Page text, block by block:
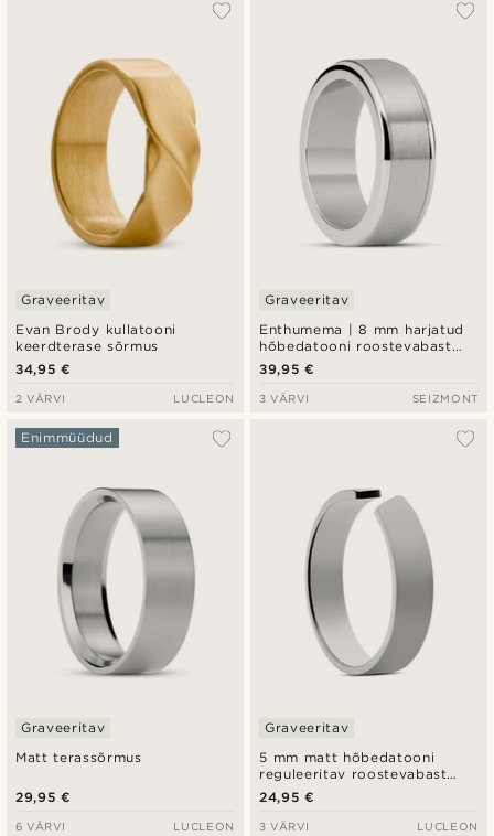
Evan Brody kullatooni
keerdterase sõrmus
Graveeritav
34,95 €
2 VÄRVI LUCLEON
Enthumema | 8 mm harjatud
hõbedatooni roostevabast
terasest fidget-sõrmus
Graveeritav
39,95 €
3 VÄRVI SEIZMONT
Matt terassõrmus
Enimmüüdud
Graveeritav
29,95 €
6 VÄRVI LUCLEON
5 mm matt hõbedatooni
reguleeritav roostevabast
terasest sõrmus
Graveeritav
24,95 €
3 VÄRVI LUCLEON